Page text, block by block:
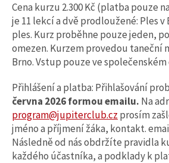
Cena kurzu 2.300 Kč (platba pouze
je 11 lekcí a dvě prodloužené: Ples v
ples. Kurz proběhne pouze jeden,
omezen. Kurzem provedou taneční
Brno. Vstup pouze ve společenském
Přihlášení a platba: Přihlašování
června 2026 formou emailu. Na
program@jupiterclub.cz prosím
jméno a příjmení žáka, kontakt.
Následně od nás obdržíte pravidla
každého účastníka, a podklady k